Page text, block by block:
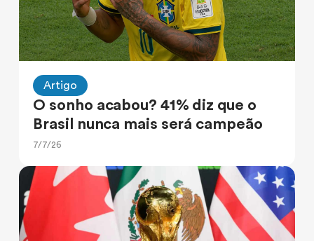
Artigo
O sonho acabou? 41% diz que o
Brasil nunca mais será campeão
7/7/26